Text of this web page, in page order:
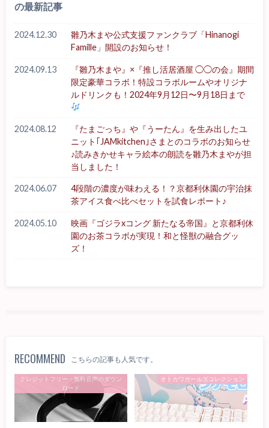
の最新記事
2024.12.30
雛乃木まや公式支援ファンクラブ「Hinanogi
Famille」開設のお知らせ！
2024.09.13
『雛乃木まや』×『推し活居酒屋 ◯◯の会』期間
限定豪華コラボ！特設コラボルームやオリジナ
ルドリンクも！2024年9月12日〜9月18日まで
2024.08.12
『たまごっち』や『うーたん』を生み出したユ
ニット｢JAMkitchen｣さまとのコラボのお知らせ
♪読みきかせキャラ絵本の朗読を雛乃木まやが担
当しました！
2024.06.07
4段階の濃度が味わえる！？京都利休園の宇治抹
茶アイス食べ比べセットを試食レポート♪
2024.05.10
映画『ゴジラxコング 新たなる帝国』と京都利休
園のお茶コラボが実現！和と怪獣の融合グッ
ズ！
RECOMMEND こちらの記事も人気です。
クレジットフリー・無料音声のダウン
ロード
オトカワガールズコレクション